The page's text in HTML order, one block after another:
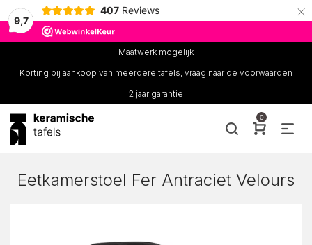
9,7
407 Reviews ×
Maatwerk mogelijk
Korting bij aankoop van meerdere tafels, vraag naar de voorwaarden
2 jaar garantie
0
Eetkamerstoel Fer Antraciet Velours